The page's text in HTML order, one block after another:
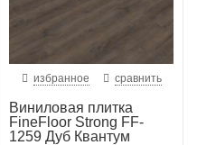
избранное сравнить
Виниловая плитка
FineFloor Strong FF-
1259 Дуб Квантум